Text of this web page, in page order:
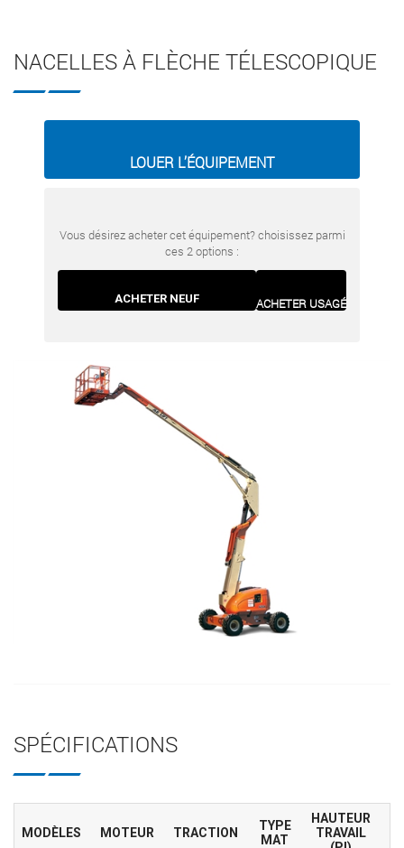
NACELLES À FLÈCHE TÉLESCOPIQUE
LOUER L’ÉQUIPEMENT
Vous désirez acheter cet équipement? choisissez parmi
ces 2 options :
ACHETER NEUF ACHETER USAGÉ
SPÉCIFICATIONS
MODÈLES MOTEUR TRACTION
TYPE
MAT
HAUTEUR
TRAVAIL